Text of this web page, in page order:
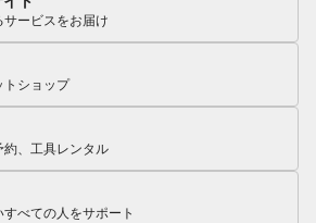
ービスをお届け
トショップ
約、工具レンタル
べての人をサポート